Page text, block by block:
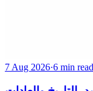
7 Aug 2026·6 min read